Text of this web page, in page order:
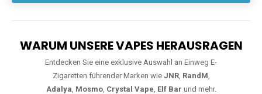
WARUM UNSERE VAPES HERAUSRAGEN
Entdecken Sie eine exklusive Auswahl an Einweg E-
Zigaretten führender Marken wie JNR, RandM,
Adalya, Mosmo, Crystal Vape, Elf Bar und mehr.